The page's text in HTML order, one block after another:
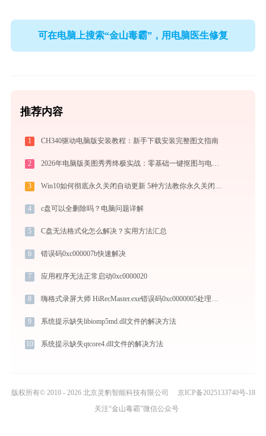
可在电脑上搜索“金山毒霸”，用电脑医生修复
推荐内容
1 CH340驱动电脑版安装教程：新手下载安装完整图文指南
2 2026年电脑版美图秀秀终极实战：零基础一键抠图与电商商品批量出图技巧
3 Win10如何彻底永久关闭自动更新 5种方法教你永久关闭win10自动更新
4 c盘可以全删除吗？电脑问题详解
5 C盘无法格式化怎么解决？实用方法汇总
6 错误码0xc000007b快速解决
7 应用程序无法正常启动0xc0000020
8 嗨格式录屏大师 HiRecMaster.exe错误码0xc0000005处理办法
9 系统提示缺失libiomp5md.dll文件的解决方法
10 系统提示缺失qtcore4.dll文件的解决方法
版权所有© 2010 - 2026 北京灵豹智能科技有限公司
京ICP备2025133740号-18
关注“金山毒霸”微信公众号